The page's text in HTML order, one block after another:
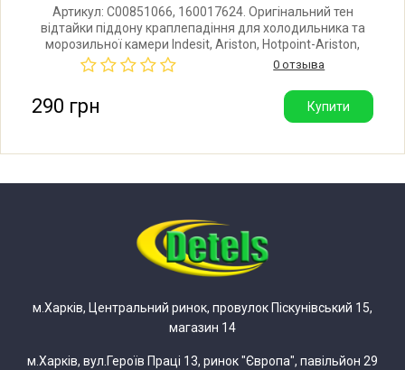
Indesit BH18NF.025
Indesit C 132 NFG
Indesit С132NFG.016
Indesit C132NFG
Артикул: C00851066, 160017624. Оригінальний тен
відтайки піддону краплепадіння для холодильника та
морозильної камери Indesit, Ariston, Hotpoint-Ariston,
Stinol. Потужність: 70W/83.3W. Виробник Irca (Сербія).
0 отзыва
290 грн Купити
м.Харків, Центральний ринок, провулок Піскунівський 15,
магазин 14
м.Харків, вул.Героїв Праці 13, ринок "Європа", павільйон 29